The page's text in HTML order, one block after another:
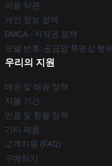
이용 약관
개인 정보 정책
DMCA - 저작권 정책
모델 번호: 공급망 투명성 행위
우리의 지원
배송 및 배송 정책
지불 기간
반품 및 환불 정책
기타 제품
고객지원 (FAQ)
구매하기